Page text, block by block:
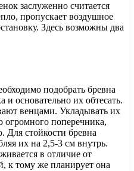
заслуженно считается
пропускает воздушное
Здесь возможны два
подобрать бревна
и основательно их обтесать.
венцами. Укладывать их
огромного поперечника,
Для стойкости бревна
их на 2,5-3 см внутрь.
в отличие от
к тому же планирует она